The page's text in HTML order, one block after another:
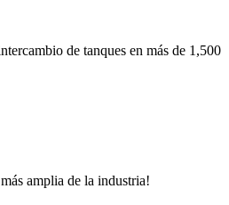
de tanques en más de 1,500
amplia de la industria!